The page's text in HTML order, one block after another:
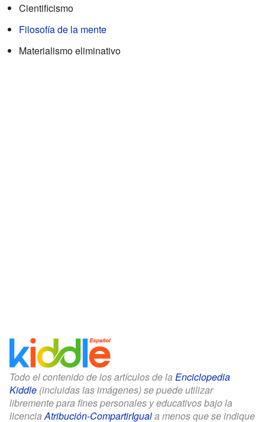
Cientificismo
Filosofía de la mente
Materialismo eliminativo
Todo el contenido de los artículos de la Enciclopedia
Kiddle (incluidas las imágenes) se puede utilizar
libremente para fines personales y educativos bajo la
licenciaAtribución-CompartirIguala menos que se indique